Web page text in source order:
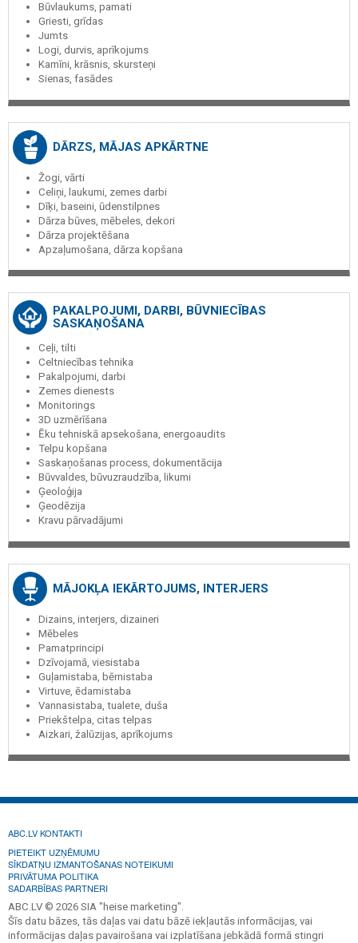
Būvlaukums, pamati
Griesti, grīdas
Jumts
Logi, durvis, aprīkojums
Kamīni, krāsnis, skursteņi
Sienas, fasādes
DĀRZS, MĀJAS APKĀRTNE
Žogi, vārti
Celiņi, laukumi, zemes darbi
Dīķi, baseini, ūdenstilpnes
Dārza būves, mēbeles, dekori
Dārza projektēšana
Apzaļumošana, dārza kopšana
PAKALPOJUMI, DARBI, BŪVNIECĪBAS
SASKAŅOŠANA
Ceļi, tilti
Celtniecības tehnika
Pakalpojumi, darbi
Zemes dienests
Monitorings
3D uzmērīšana
Ēku tehniskā apsekošana, energoaudits
Telpu kopšana
Saskaņošanas process, dokumentācija
Būvvaldes, būvuzraudzība, likumi
Ģeoloģija
Ģeodēzija
Kravu pārvadājumi
MĀJOKĻA IEKĀRTOJUMS, INTERJERS
Dizains, interjers, dizaineri
Mēbeles
Pamatprincipi
Dzīvojamā, viesistaba
Guļamistaba, bērnistaba
Virtuve, ēdamistaba
Vannasistaba, tualete, duša
Priekštelpa, citas telpas
Aizkari, žalūzijas, aprīkojums
ABC.LV KONTAKTI
PIETEIKT UZŅĒMUMU
SĪKDATŅU IZMANTOŠANAS NOTEIKUMI
PRIVĀTUMA POLITIKA
SADARBĪBAS PARTNERI
ABC.LV © 2026 SIA "heise marketing".
Šīs datu bāzes, tās daļas vai datu bāzē iekļautās informācijas, vai
informācijas daļas pavairošana vai izplatīšana jebkādā formā stingri